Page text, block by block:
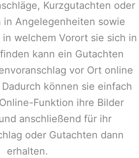
Kurzgutachten oder
in Angelegenheiten sowie
welchem Vorort sie sich in
kann ein Gutachten
vor Ort online
können sie einfach
Funktion ihre Bilder
anschließend für ihr
oder Gutachten dann
erhalten.